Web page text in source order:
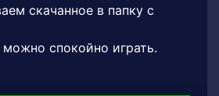
скачанное в папку с
можно спокойно играть.